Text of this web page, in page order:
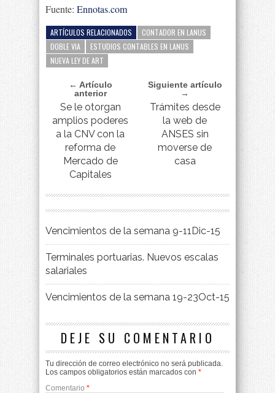
Fuente: Ennotas.com
ARTÍCULOS RELACIONADOS
CONTADOR EN LANUS
DOBLE VIA
ESTUDIOS CONTABLES EN LANUS
NUEVA LEY DE ART
← Artículo
anterior
Se le otorgan
amplios poderes
a la CNV con la
reforma de
Mercado de
Capitales
Siguiente artículo
→
Trámites desde
la web de
ANSES sin
moverse de
casa
Vencimientos de la semana 9-11Dic-15
Terminales portuarias. Nuevos escalas
salariales
Vencimientos de la semana 19-23Oct-15
DEJE SU COMENTARIO
Tu dirección de correo electrónico no será publicada.
Los campos obligatorios están marcados con *
Comentario *